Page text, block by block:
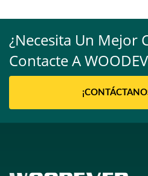
¿Necesita Un Mejor
Contacte A